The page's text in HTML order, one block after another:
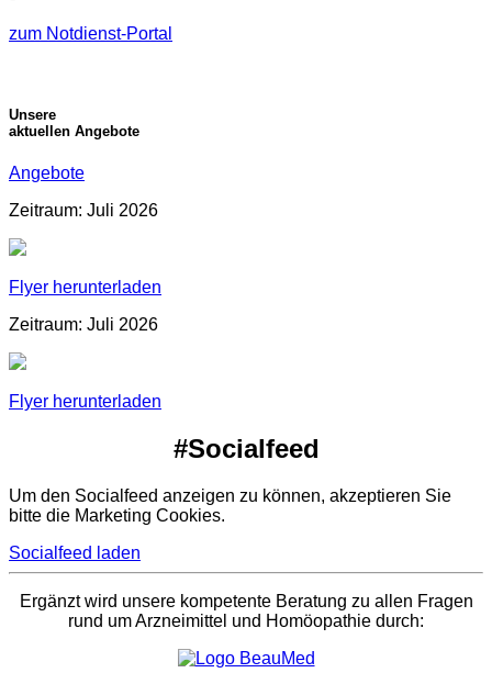
zum Notdienst-Portal
Unsere
aktuellen Angebote
Angebote
Zeitraum: Juli 2026
Flyer herunterladen
Zeitraum: Juli 2026
Flyer herunterladen
#Socialfeed
Um den Socialfeed anzeigen zu können, akzeptieren Sie
bitte die Marketing Cookies.
Socialfeed laden
Ergänzt wird unsere kompetente Beratung zu allen Fragen
rund um Arzneimittel und Homöopathie durch: